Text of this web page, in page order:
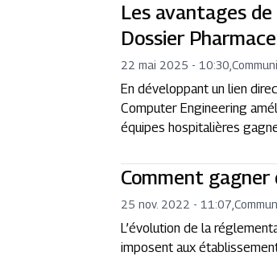
Les avantages
Dossier
22 mai 2025 - 10:30 ,
En développant un lien
Computer Engineering
équipes hospitalières
Comment
25 nov. 2022 - 11:07 ,
L’évolution de la
imposent aux